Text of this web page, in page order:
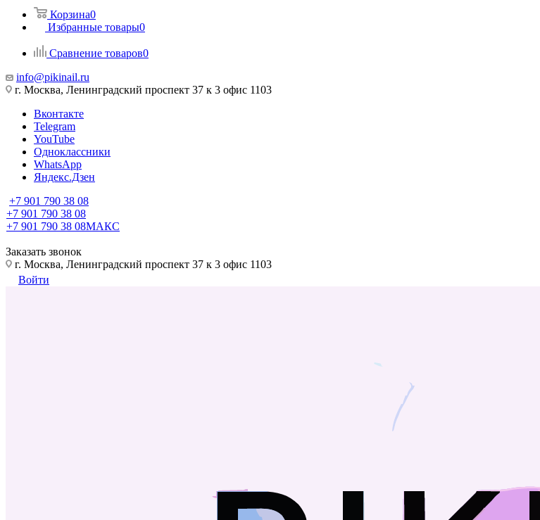
Корзина0
Избранные товары0
Сравнение товаров0
info@pikinail.ru
г. Москва, Ленинградский проспект 37 к 3 офис 1103
Вконтакте
Telegram
YouTube
Одноклассники
WhatsApp
Яндекс.Дзен
+7 901 790 38 08
+7 901 790 38 08
+7 901 790 38 08МАКС
Заказать звонок
г. Москва, Ленинградский проспект 37 к 3 офис 1103
Войти